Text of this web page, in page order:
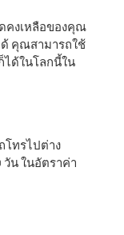
คงเหลือของคุณ
ด้ คุณสามารถใช้
ได้ในโลกนี้ใน
โทรไปต่าง
น ในอัตราค่า